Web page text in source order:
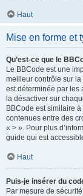
Haut
Mise en forme et
Qu’est-ce que le
Le BBCode est une
meilleur contrôle sur la
est déterminée par les
la désactiver sur
BBCode est similaire
contenues entre des
« > ». Pour plus
guide qui est
Haut
Puis-je insérer du
Par mesure de